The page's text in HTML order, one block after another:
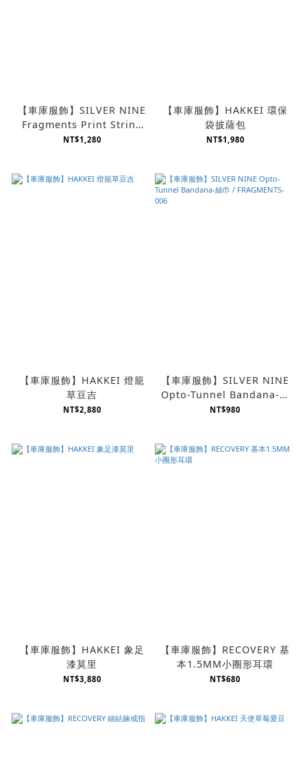
【車庫服飾】SILVER NINE
Fragments Print String
bikini 側綁帶比基尼泳褲 /
NT$1,280
【車庫服飾】HAKKEI 環保
袋披薩包
NT$1,980
【車庫服飾】HAKKEI 燈籠
草豆吉
NT$2,880
【車庫服飾】SILVER NINE
Opto-Tunnel Bandana-絲
巾 / FRAGMENTS-006
NT$980
【車庫服飾】HAKKEI 象足
漆莫里
NT$3,880
【車庫服飾】RECOVERY 基
本1.5MM小圈形耳環
NT$680